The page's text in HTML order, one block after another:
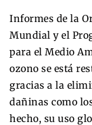
Informes de la
Mundial y el
para el Medio
ozono se está
gracias a la
dañinas como
hecho, su uso